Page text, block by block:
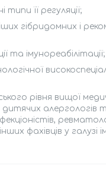
типи її регуляції;
гібридомних і
та імунореабілітації;
рівня вищої
дитячих алергологів
фахівців у галузі